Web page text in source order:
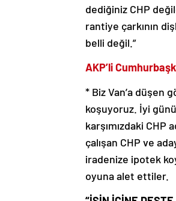
dediğiniz CHP
rantiye çarkının
belli değil.”
AKP’li
* Biz Van’a düşen
koşuyoruz. İyi
karşımızdaki
çalışan CHP ve
iradenize ipotek
oyuna alet ettiler.